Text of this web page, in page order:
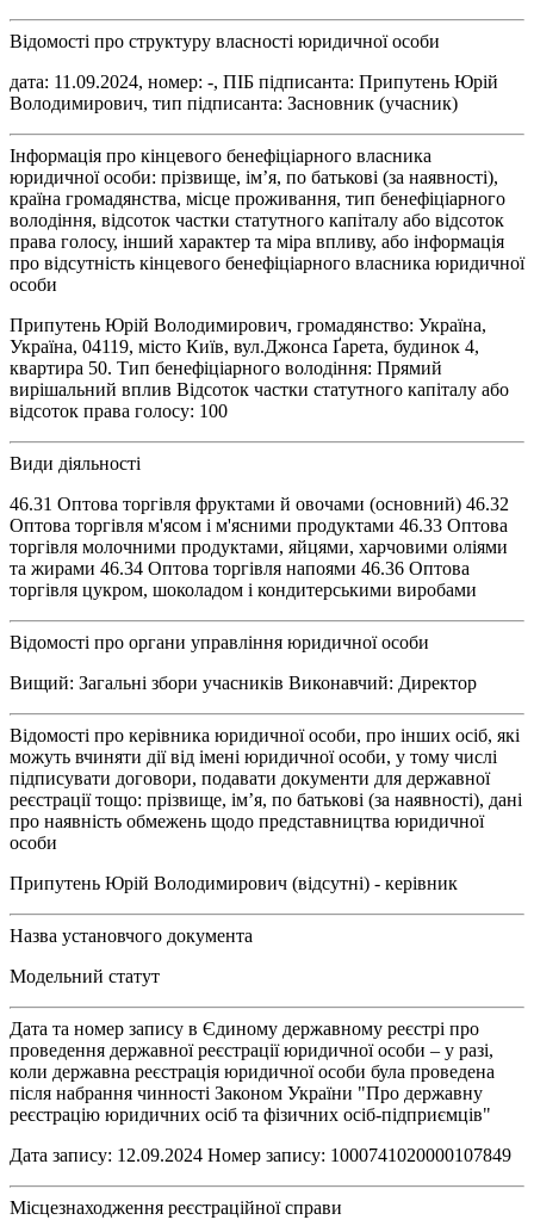
Відомості про структуру власності юридичної особи
дата: 11.09.2024, номер: -, ПІБ підписанта: Припутень Юрій
Володимирович, тип підписанта: Засновник (учасник)
Інформація про кінцевого бенефіціарного власника
юридичної особи: прізвище, ім’я, по батькові (за наявності),
країна громадянства, місце проживання, тип бенефіціарного
володіння, відсоток частки статутного капіталу або відсоток
права голосу, інший характер та міра впливу, або інформація
про відсутність кінцевого бенефіціарного власника юридичної
особи
Припутень Юрій Володимирович, громадянство: Україна,
Україна, 04119, місто Київ, вул.Джонса Ґарета, будинок 4,
квартира 50. Тип бенефіціарного володіння: Прямий
вирішальний вплив Відсоток частки статутного капіталу або
відсоток права голосу: 100
Види діяльності
46.31 Оптова торгівля фруктами й овочами (основний) 46.32
Оптова торгівля м'ясом і м'ясними продуктами 46.33 Оптова
торгівля молочними продуктами, яйцями, харчовими оліями
та жирами 46.34 Оптова торгівля напоями 46.36 Оптова
торгівля цукром, шоколадом і кондитерськими виробами
Відомості про органи управління юридичної особи
Вищий: Загальні збори учасників Виконавчий: Директор
Відомості про керівника юридичної особи, про інших осіб, які
можуть вчиняти дії від імені юридичної особи, у тому числі
підписувати договори, подавати документи для державної
реєстрації тощо: прізвище, ім’я, по батькові (за наявності), дані
про наявність обмежень щодо представництва юридичної
особи
Припутень Юрій Володимирович (відсутні) - керівник
Назва установчого документа
Модельний статут
Дата та номер запису в Єдиному державному реєстрі про
проведення державної реєстрації юридичної особи – у разі,
коли державна реєстрація юридичної особи була проведена
після набрання чинності Законом України "Про державну
реєстрацію юридичних осіб та фізичних осіб-підприємців"
Дата запису: 12.09.2024 Номер запису: 1000741020000107849
Місцезнаходження реєстраційної справи